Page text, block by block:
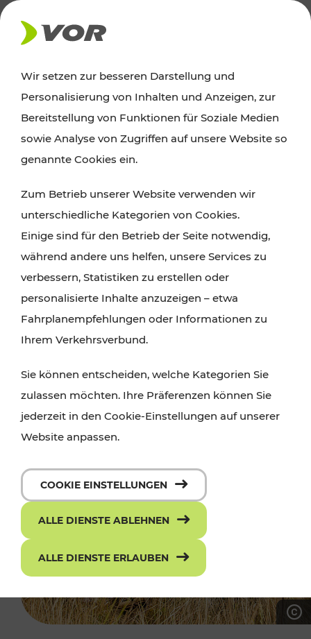
AKTUELLES
Ausflugstipps
Wien, Niederösterreich und das Burgenland
Wanderungen, Kultur und Gastronomie,
Radtouren oder purer Naturgenuss – viele
Attraktionen sind mit den Ticket- und Fahrplan-
Angeboten des VOR gut und schnell erreichbar.
Wir setzen zur besseren Darstellung und
Personalisierung von Inhalten und Anzeigen, zur
Bereitstellung von Funktionen für Soziale Medien
sowie Analyse von Zugriffen auf unsere Website so
genannte Cookies ein.
Zum Betrieb unserer Website verwenden wir
unterschiedliche Kategorien von Cookies.
Einige sind für den Betrieb der Seite notwendig,
während andere uns helfen, unsere Services zu
verbessern, Statistiken zu erstellen oder
personalisierte Inhalte anzuzeigen – etwa
Fahrplanempfehlungen oder Informationen zu
Ihrem Verkehrsverbund.
Sie können entscheiden, welche Kategorien Sie
zulassen möchten. Ihre Präferenzen können Sie
jederzeit in den Cookie-Einstellungen auf unserer
Website anpassen.
COOKIE EINSTELLUNGEN
ALLE DIENSTE ABLEHNEN
ALLE DIENSTE ERLAUBEN